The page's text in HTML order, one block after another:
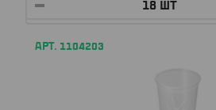
АРТ. 1104203